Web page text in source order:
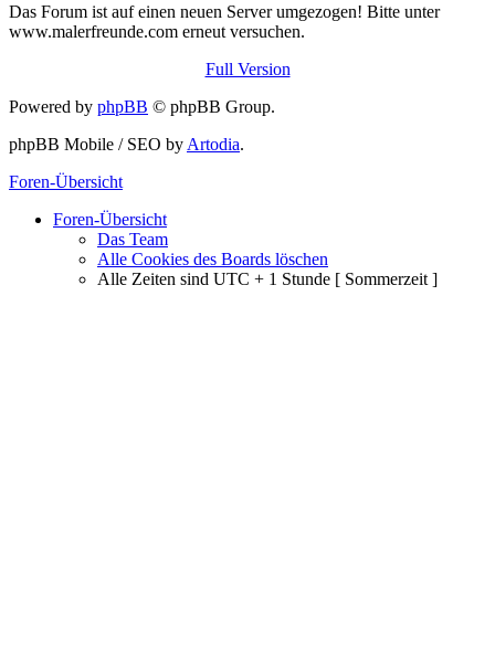
Das Forum ist auf einen neuen Server umgezogen! Bitte unter
www.malerfreunde.com erneut versuchen.
Full Version
Powered by phpBB © phpBB Group.
phpBB Mobile / SEO by Artodia.
Foren-Übersicht
Foren-Übersicht
Das Team
Alle Cookies des Boards löschen
Alle Zeiten sind UTC + 1 Stunde [ Sommerzeit ]